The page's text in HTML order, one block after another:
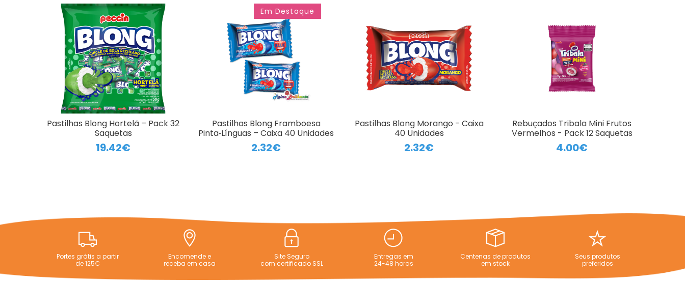
Pastilhas Blong Hortelã – Pack 32
Saquetas
19.42€
Em Destaque
Pastilhas Blong Framboesa
Pinta‑Línguas – Caixa 40 Unidades
2.32€
Pastilhas Blong Morango - Caixa
40 Unidades
2.32€
Rebuçados Tribala Mini Frutos
Vermelhos - Pack 12 Saquetas
4.00€
Portes grátis a partir
de 125€
Encomende e
receba em casa
Site Seguro
com certificado SSL
Entregas em
24-48 horas
Centenas de produtos
em stock
Seus produtos
preferidos